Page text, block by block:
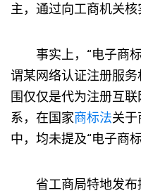
主，通过向工商机关核
事实上，“电子商标
谓某网络认证注册服
围仅仅是代为注册互联
系，在国家商标法关
中，均未提及“电子商
省工商局特地发布